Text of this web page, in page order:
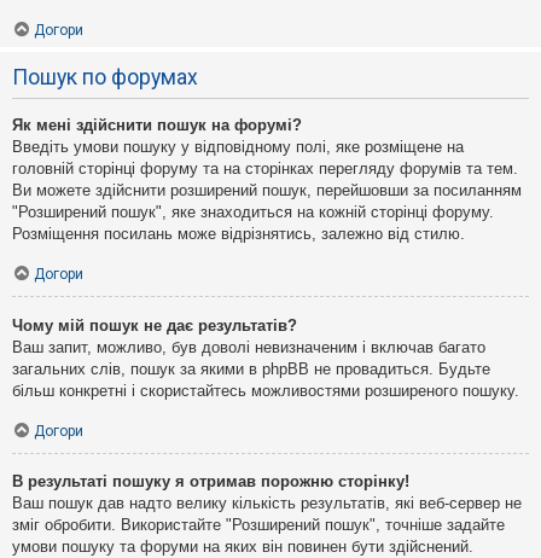
Догори
Пошук по форумах
Як мені здійснити пошук на форумі?
Введіть умови пошуку у відповідному полі, яке розміщене на
головній сторінці форуму та на сторінках перегляду форумів та тем.
Ви можете здійснити розширений пошук, перейшовши за посиланням
"Розширений пошук", яке знаходиться на кожній сторінці форуму.
Розміщення посилань може відрізнятись, залежно від стилю.
Догори
Чому мій пошук не дає результатів?
Ваш запит, можливо, був доволі невизначеним і включав багато
загальних слів, пошук за якими в phpBB не провадиться. Будьте
більш конкретні і скористайтесь можливостями розширеного пошуку.
Догори
В результаті пошуку я отримав порожню сторінку!
Ваш пошук дав надто велику кількість результатів, які веб-сервер не
зміг обробити. Використайте "Розширений пошук", точніше задайте
умови пошуку та форуми на яких він повинен бути здійснений.